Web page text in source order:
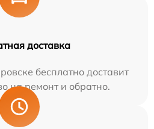
доставка
бесплатно доставит
на ремонт и обратно.